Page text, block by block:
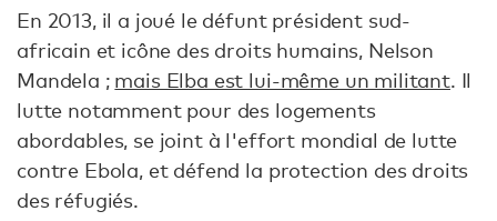
En 2013, il a joué le défunt président sud-
africain et icône des droits humains, Nelson
Mandela ; mais Elba est lui-même un militant. Il
lutte notamment pour des logements
abordables, se joint à l'effort mondial de lutte
contre Ebola, et défend la protection des droits
des réfugiés.